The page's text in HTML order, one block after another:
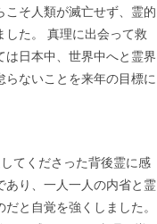
こそ人類が滅亡せず、霊的
した。 真理に出会って救
は日本中、世界中へと霊界
ないことを来年の目標に
てくださった背後霊に感
あり、一人一人の内省と霊
と自覚を強くしました。